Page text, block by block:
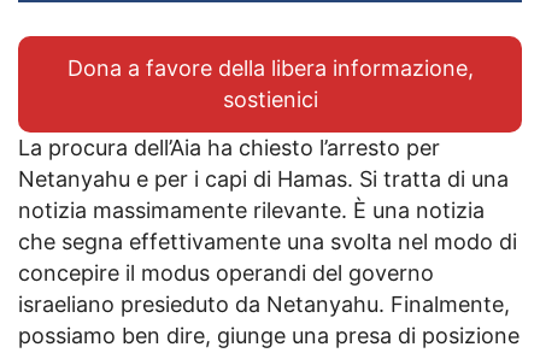
Dona a favore della libera informazione,
sostienici
La procura dell’Aia ha chiesto l’arresto per
Netanyahu e per i capi di Hamas. Si tratta di una
notizia massimamente rilevante. È una notizia
che segna effettivamente una svolta nel modo di
concepire il modus operandi del governo
israeliano presieduto da Netanyahu. Finalmente,
possiamo ben dire, giunge una presa di posizione